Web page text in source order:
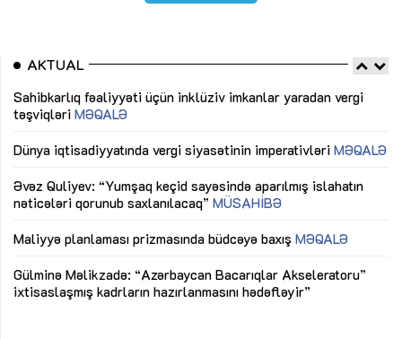
AKTUAL
Sahibkarlıq fəaliyyəti üçün inklüziv imkanlar yaradan vergi
təşviqləri MƏQALƏ
Dünya iqtisadiyyatında vergi siyasətinin imperativləri MƏQALƏ
Əvəz Quliyev: “Yumşaq keçid sayəsində aparılmış islahatın
nəticələri qorunub saxlanılacaq” MÜSAHİBƏ
Maliyyə planlaması prizmasında büdcəyə baxış MƏQALƏ
Gülminə Məlikzadə: “Azərbaycan Bacarıqlar Akseleratoru”
ixtisaslaşmış kadrların hazırlanmasını hədəfləyir”